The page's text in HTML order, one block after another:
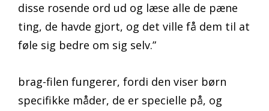
disse rosende ord ud og læse alle de pæne
ting, de havde gjort, og det ville få dem til at
føle sig bedre om sig selv.”
brag-filen fungerer, fordi den viser børn
specifikke måder, de er specielle på, og